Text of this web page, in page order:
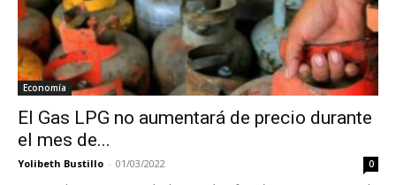
Economía
El Gas LPG no aumentará de precio durante
el mes de...
Yolibeth Bustillo - 01/03/2022 0